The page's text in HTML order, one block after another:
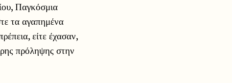
Παγκόσμια
τα αγαπημένα
είτε έχασαν,
πρόληψης στην